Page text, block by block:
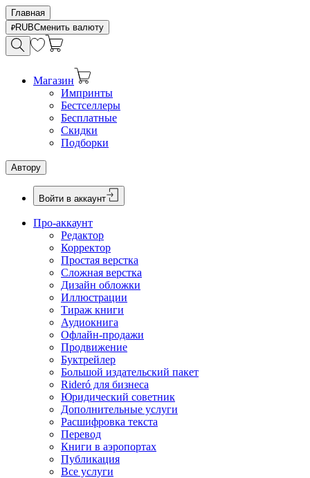
Главная
RUBСменить валюту
Магазин
Импринты
Бестселлеры
Бесплатные
Скидки
Подборки
Автору
Войти в аккаунт
Про-аккаунт
Редактор
Корректор
Простая верстка
Сложная верстка
Дизайн обложки
Иллюстрации
Тираж книги
Аудиокнига
Офлайн-продажи
Продвижение
Буктрейлер
Большой издательский пакет
Rideró для бизнеса
Юридический советник
Дополнительные услуги
Расшифровка текста
Перевод
Книги в аэропортах
Публикация
Все услуги